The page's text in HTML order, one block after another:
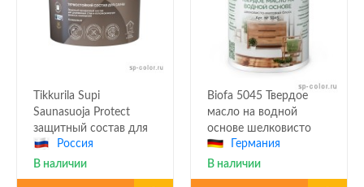
Tikkurila Supi
Saunasuoja Protect
защитный состав для
баниРоссия
В наличии
Biofa 5045 Твердое
масло на водной
основе шелковисто
матовоеГермания
В наличии